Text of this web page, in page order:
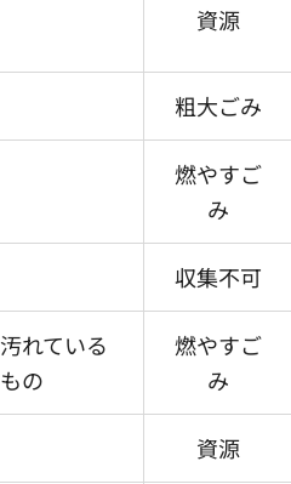
資源
粗大ごみ
燃やすご
み
収集不可
汚れている
もの
燃やすご
み
資源